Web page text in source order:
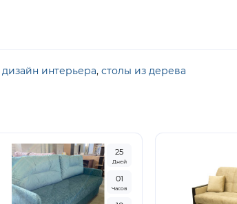
дизайн интерьера, столы из дерева
25
Дней
01
Часов